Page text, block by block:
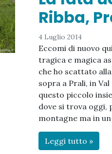
Ribba,
4 Luglio 2014
Eccomi di nuovo
tragica e magica
che ho scattato
sopra a Prali, in
questo piccolo
dove si trova
montagne ma in
Leggi tutto »